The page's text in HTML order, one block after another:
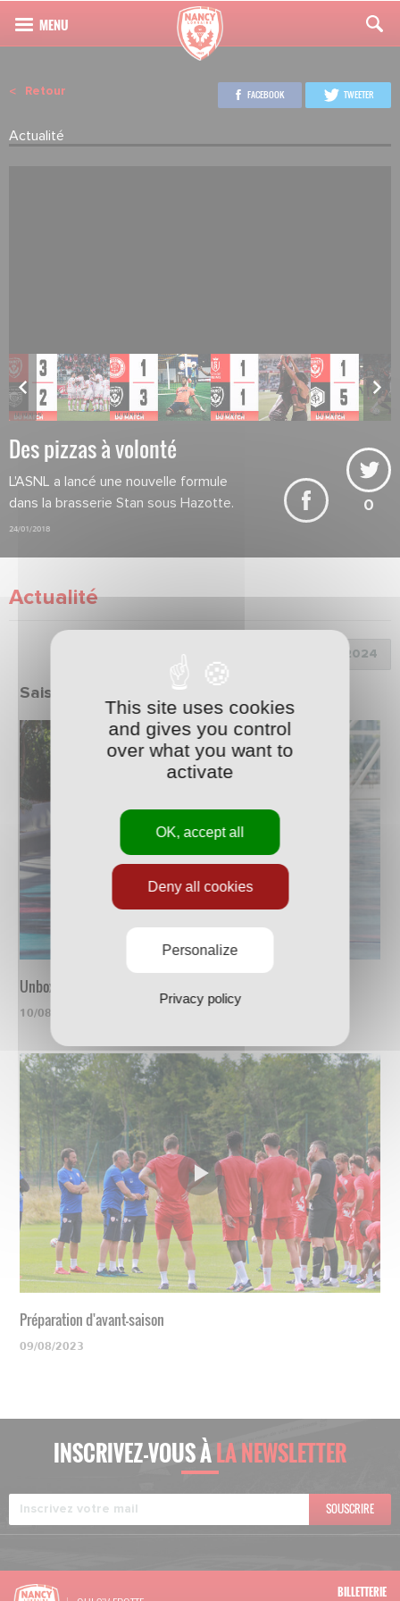
Retour
Actualité
FACEBOOK TWEETER
Des pizzas à volonté
L'ASNL a lancé une nouvelle formule
dans la brasserie Stan sous Hazotte.
24/01/2018
0
Actualité
Choix de la saison :
Saison 2023/2024
Unboxing du nouveau maillot
10/08/2023
Préparation d'avant-saison
09/08/2023
INSCRIVEZ-VOUS ÀLA NEWSLETTER
SOUSCRIRE
BILLETTERIE
This site uses cookies
and gives you control
over what you want to
activate
OK, accept all
Deny all cookies
Personalize
Privacy policy